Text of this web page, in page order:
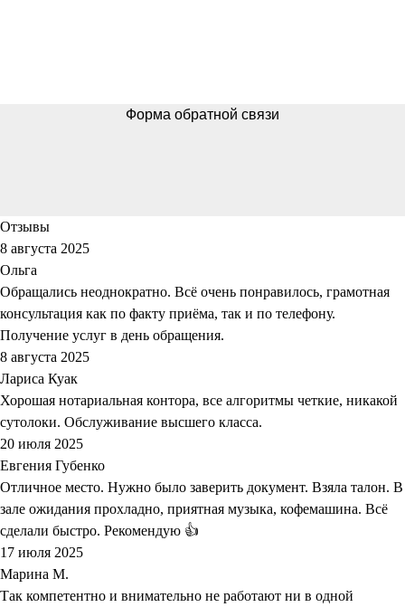
Форма обратной связи
Отзывы
8 августа 2025
Ольга
Обращались неоднократно. Всё очень понравилось, грамотная
консультация как по факту приёма, так и по телефону.
Получение услуг в день обращения.
8 августа 2025
Лариса Куак
Хорошая нотариальная контора, все алгоритмы четкие, никакой
сутолоки. Обслуживание высшего класса.
20 июля 2025
Евгения Губенко
Отличное место. Нужно было заверить документ. Взяла талон. В
зале ожидания прохладно, приятная музыка, кофемашина. Всё
сделали быстро. Рекомендую 👍
17 июля 2025
Марина М.
Так компетентно и внимательно не работают ни в одной